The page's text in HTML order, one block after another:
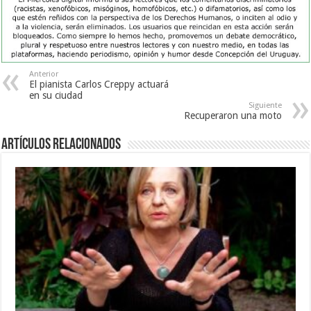
Anterior
El pianista Carlos Creppy actuará
en su ciudad
Siguiente
Recuperaron una moto
Artículos Relacionados